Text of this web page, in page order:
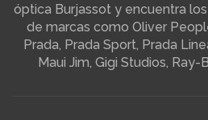
óptica Burjassot y encuentra
de marcas como Oliver
Prada, Prada Sport, Prada
Maui Jim, Gigi Studios, Ray-